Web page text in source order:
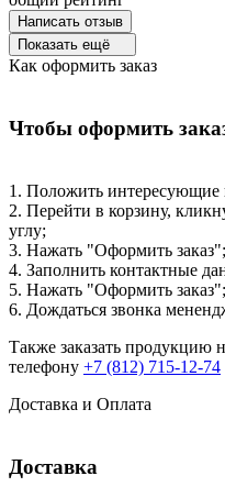
Написать отзыв
Показать ещё
Как оформить заказ
Чтобы оформить
1. Положить интересующие
2. Перейти в корзину,
углу;
3. Нажать "Оформить заказ";
4. Заполнить контактные
5. Нажать "Оформить заказ";
6. Дождаться звонка
Также заказать продукцию
телефону +7 (812) 715-12-74
Доставка и Оплата
Доставка